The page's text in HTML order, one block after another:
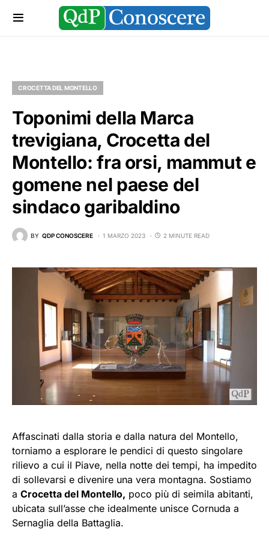
CROCETTA DEL MONTELLO
Toponimi della Marca
trevigiana, Crocetta del
Montello: fra orsi, mammut e
gomene nel paese del
sindaco garibaldino
BY QDP CONOSCERE 1 MARZO 2023 2 MINUTE READ
Affascinati dalla storia e dalla natura del Montello,
torniamo a esplorare le pendici di questo singolare
rilievo a cui il Piave, nella notte dei tempi, ha impedito
di sollevarsi e divenire una vera montagna. Sostiamo
a Crocetta del Montello, poco più di seimila abitanti,
ubicata sull’asse che idealmente unisce Cornuda a
Sernaglia della Battaglia.